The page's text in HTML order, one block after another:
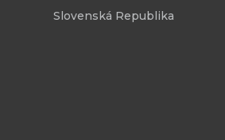
Slovenská Republika